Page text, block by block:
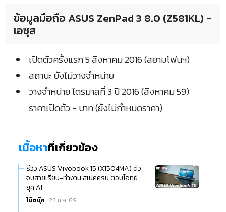
ข้อมูลมือถือ ASUS ZenPad 3 8.0 ‏(Z581KL)‏ -
เอซุส
เปิดตัวครั้งแรก 5 สิงหาคม 2016 (สยามโฟนฯ)
สถานะ ยังไม่วางจำหน่าย
วางจำหน่าย ไตรมาสที่ 3 ปี 2016 (สิงหาคม 59)
ราคาเปิดตัว - บาท (ยังไม่กำหนดราคา)
เนื้อหาที่เกี่ยวข้อง
รีวิว ASUS Vivobook 15 (X1504MA) ตัว
จบสายเรียน-ทำงาน สเปคครบ ตอบโจทย์
ยุค AI
โน๊ตบุ๊ค | 23 ก.ค. 69